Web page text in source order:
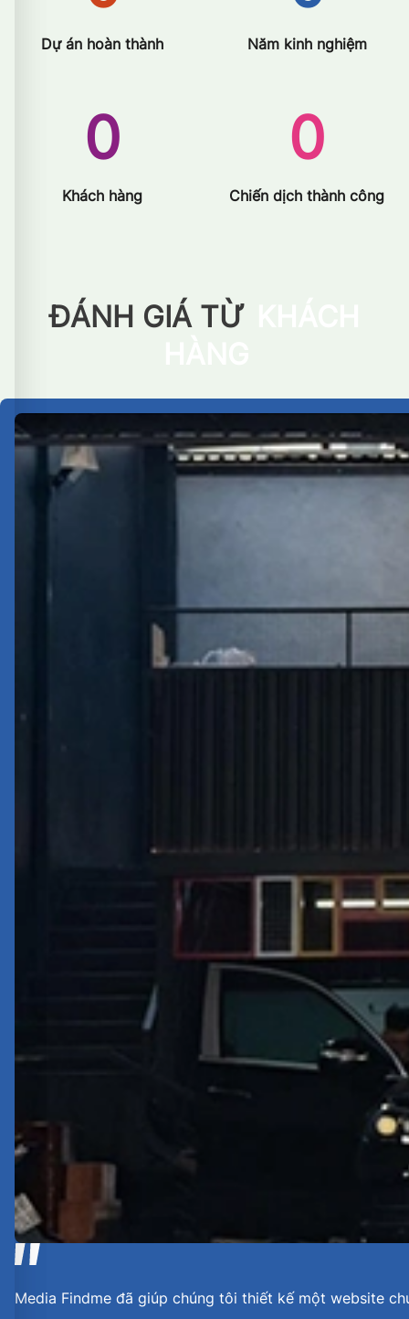
Dự án hoàn thành Năm kinh nghiệm
0
Khách hàng
0
Chiến dịch thành công
ĐÁNH GIÁ TỪ
Media Findme đã giúp chúng tôi thiết kế một website